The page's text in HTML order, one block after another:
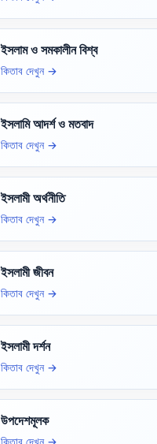
ইসলাম ও সমকালীন বিশ্ব
কিতাব দেখুন →
ইসলামি আদর্শ ও মতবাদ
কিতাব দেখুন →
ইসলামী অর্থনীতি
কিতাব দেখুন →
ইসলামী জীবন
কিতাব দেখুন →
ইসলামী দর্শন
কিতাব দেখুন →
উপদেশমূলক